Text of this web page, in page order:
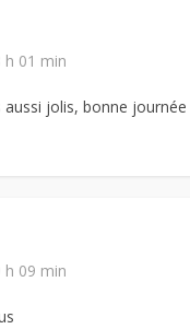
h 01 min
jolis, bonne journée
h 09 min